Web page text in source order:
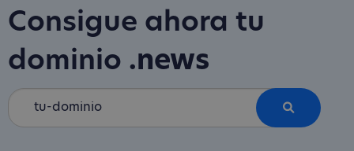
Consigue ahora tu
dominio .news